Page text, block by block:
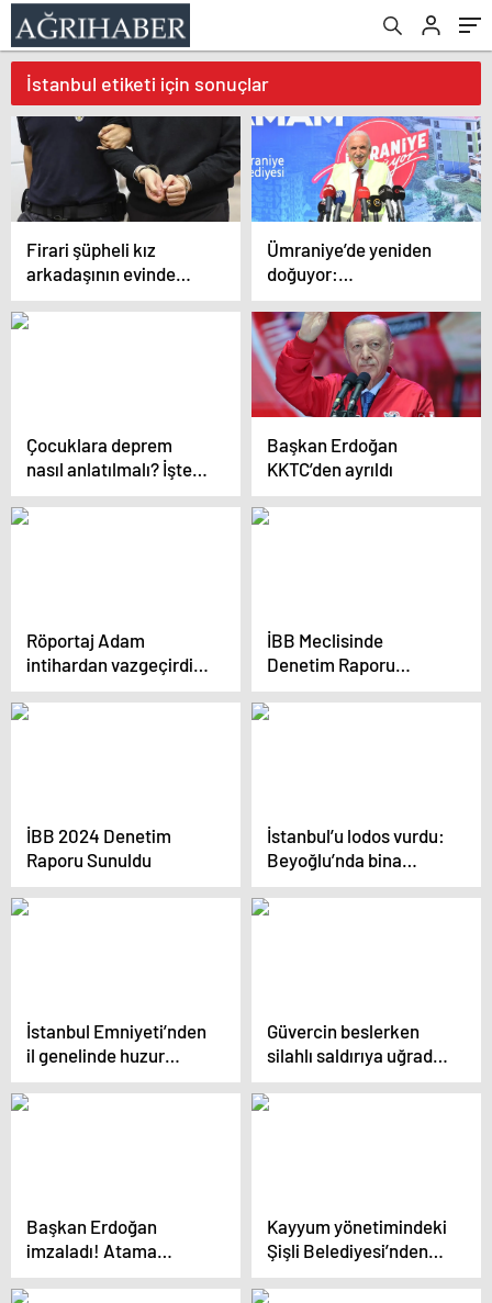
İstanbul etiketi için sonuçlar
Firari şüpheli kız
arkadaşının evinde
yakalandı!
Ümraniye’de yeniden
doğuyor:
Hekimbaşı’nda 2 bin
500 kişinin yaşayacağı
619 konut
Çocuklara deprem
nasıl anlatılmalı? İşte
uzmanlardan ailelere
tavsiyeler
Başkan Erdoğan
KKTC’den ayrıldı
Röportaj Adam
intihardan vazgeçirdiği
gençle buluştu!
Paylaşımı kahkahaya
İBB Meclisinde
Denetim Raporu
Tartışması
İBB 2024 Denetim
Raporu Sunuldu
İstanbul’u lodos vurdu:
Beyoğlu’nda bina
çöktü
İstanbul Emniyeti’nden
il genelinde huzur
uygulaması
Güvercin beslerken
silahlı saldırıya uğradı:
15 yaşındaki çocuk
yaralandı!
Başkan Erdoğan
imzaladı! Atama
kararları Resmi
Gazete’de
Kayyum yönetimindeki
Şişli Belediyesi’nden
‘Kent Lokantası’
açıklaması!